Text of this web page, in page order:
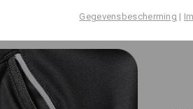
Gegevensbescherming |